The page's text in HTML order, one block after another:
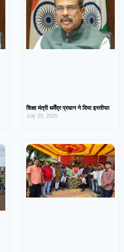
शिक्षा मंत्री धर्मेंद्र प्रधान ने दिया इस्तीफा
July 25, 2026